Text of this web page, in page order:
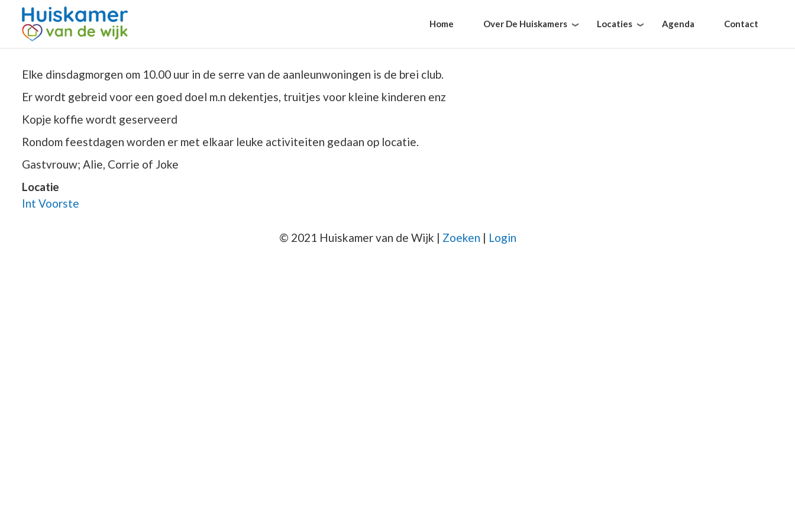
Home Over De Huiskamers Locaties Agenda Contact
Elke dinsdagmorgen om 10.00 uur in de serre van de aanleunwoningen is de brei club.
Er wordt gebreid voor een goed doel m.n dekentjes, truitjes voor kleine kinderen enz
Kopje koffie wordt geserveerd
Rondom feestdagen worden er met elkaar leuke activiteiten gedaan op locatie.
Gastvrouw; Alie, Corrie of Joke
Locatie
Int Voorste
© 2021 Huiskamer van de Wijk | Zoeken | Login